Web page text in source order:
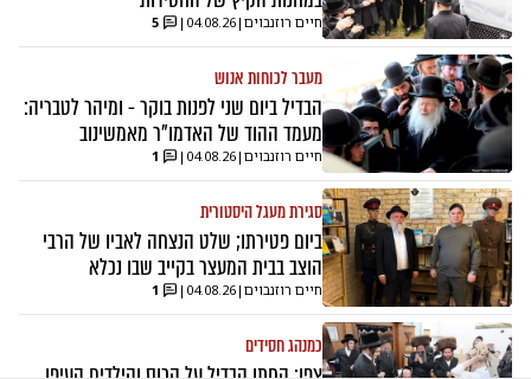
חיים רוזנבוים |
04.08.26
|
5
מעבר לכוחות אנוש
הבדיל ביום שני לפנות בוקר - ומיהר לטבריה:
מעמד ההוד של האדמו"ר מאמשינוב
חיים רוזנבוים |
04.08.26
|
1
סגירת מעגל היסטורית
ביום פטירתו; שלט הנצחה לאביו של הרבי
הוצב בבית המעצר בקייב שבו נכלא
חיים רוזנבוים |
04.08.26
|
1
כמנהג חסידים